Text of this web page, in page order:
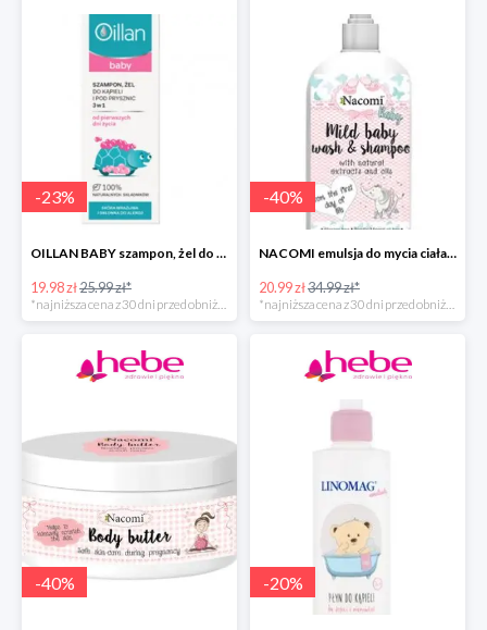
-23%
OILLAN BABY szampon, żel do kąpieli i pod prysznic, 200 ml
19.98 zł25.99 zł*
*najniższa cena z 30 dni przed obniżką
-40%
NACOMI emulsja do mycia ciała dla dzieci
20.99 zł34.99 zł*
*najniższa cena z 30 dni przed obniżką
-40% -20%